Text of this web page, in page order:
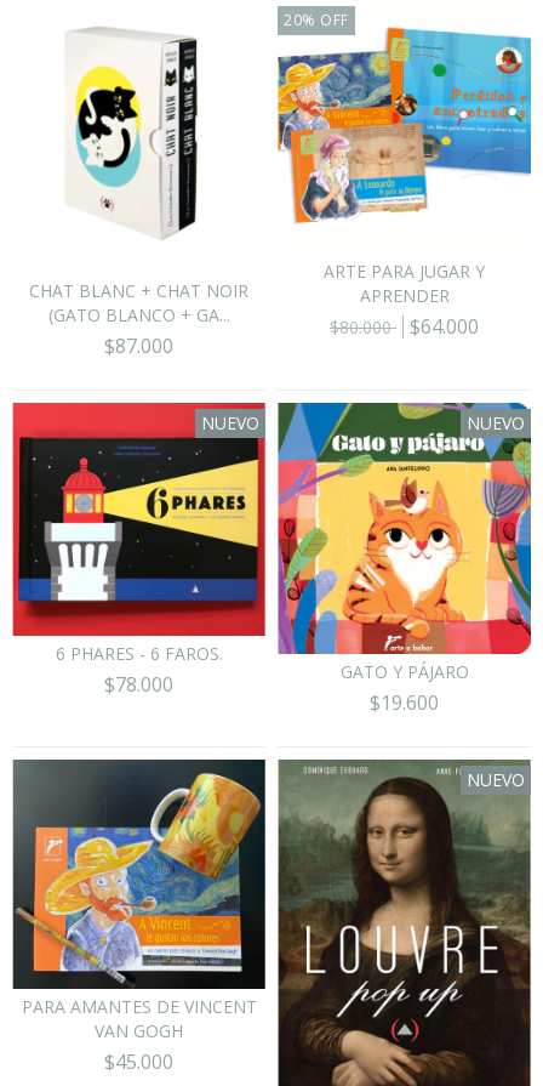
CHAT BLANC + CHAT NOIR
(GATO BLANCO + GA...
$87.000
20% OFF
ARTE PARA JUGAR Y
APRENDER
$80.000
$64.000
NUEVO
6 PHARES - 6 FAROS.
$78.000
NUEVO
GATO Y PÁJARO
$19.600
PARA AMANTES DE VINCENT
VAN GOGH
$45.000
NUEVO